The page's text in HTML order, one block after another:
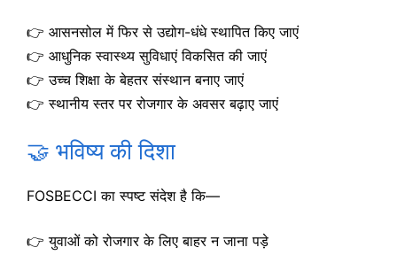
👉 आसनसोल में फिर से उद्योग-धंधे स्थापित किए जाएं
👉 आधुनिक स्वास्थ्य सुविधाएं विकसित की जाएं
👉 उच्च शिक्षा के बेहतर संस्थान बनाए जाएं
👉 स्थानीय स्तर पर रोजगार के अवसर बढ़ाए जाएं
🤝 भविष्य की दिशा
FOSBECCI का स्पष्ट संदेश है कि—
👉 युवाओं को रोजगार के लिए बाहर न जाना पड़े